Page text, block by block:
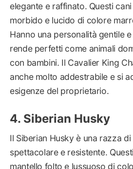
elegante e raffinato. Questi
morbido e lucido di colore
Hanno una personalità gentile
rende perfetti come animali
con bambini. Il Cavalier King
anche molto addestrabile e si
esigenze del proprietario.
Siberian Husky
Il Siberian Husky è una razza
spettacolare e resistente.
mantello folto e lussuoso di